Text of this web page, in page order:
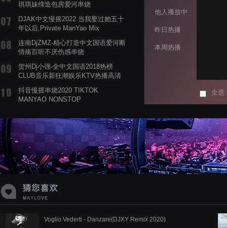
琪琪妹缔造包房爱河串烧
DJAK中文慢摇2022 当我娶过她五十
年以后,Private ManYao Mix
连南DjZMZ-精心打造中文国语爱河断
情殇百听不厌伤感串烧
贺州Dj小强-全中文国语2018热榜
CLUB音乐新狂潮娱乐KTV热播高清
抖音慢摇串烧2020 TIKTOK
MANYAO NONSTOP
蝉爸爸妈妈爱存在夏天的风是想你的
声音啊
他人播放中
昨日热播
本周热播
全选
Voglio Vederti - Danzare(DJXY Remix 2020)